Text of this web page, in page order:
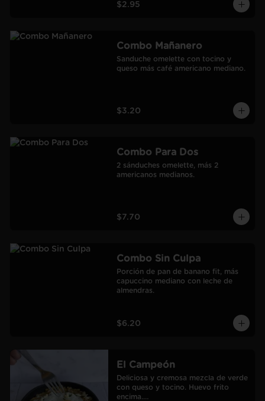
$2.95
Combo Mañanero
Sanduche omelette con tocino y
queso más café americano mediano.
$3.20
Combo Para Dos
2 sánduches omelette, más 2
americanos medianos.
$7.70
Combo Sin Culpa
Porción de pan de banano fit, más
capuccino mediano con leche de
almendras.
$6.20
El Campeón
Deliciosa y cremosa mezcla de verde
con queso y tocino. Huevo frito
encima.